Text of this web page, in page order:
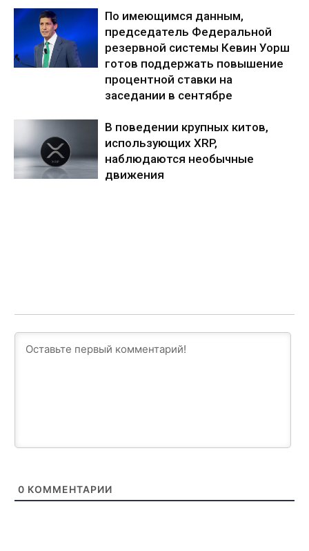
По имеющимся данным,
председатель Федеральной
резервной системы Кевин Уорш
готов поддержать повышение
процентной ставки на
заседании в сентябре
В поведении крупных китов,
использующих XRP,
наблюдаются необычные
движения
0 КОММЕНТАРИИ